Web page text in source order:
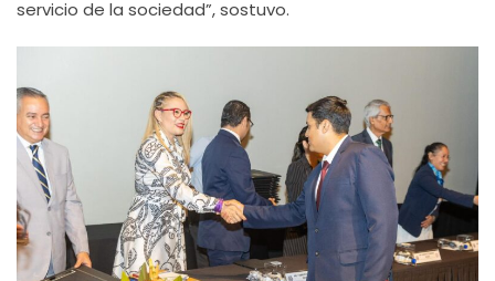
servicio de la sociedad”, sostuvo.